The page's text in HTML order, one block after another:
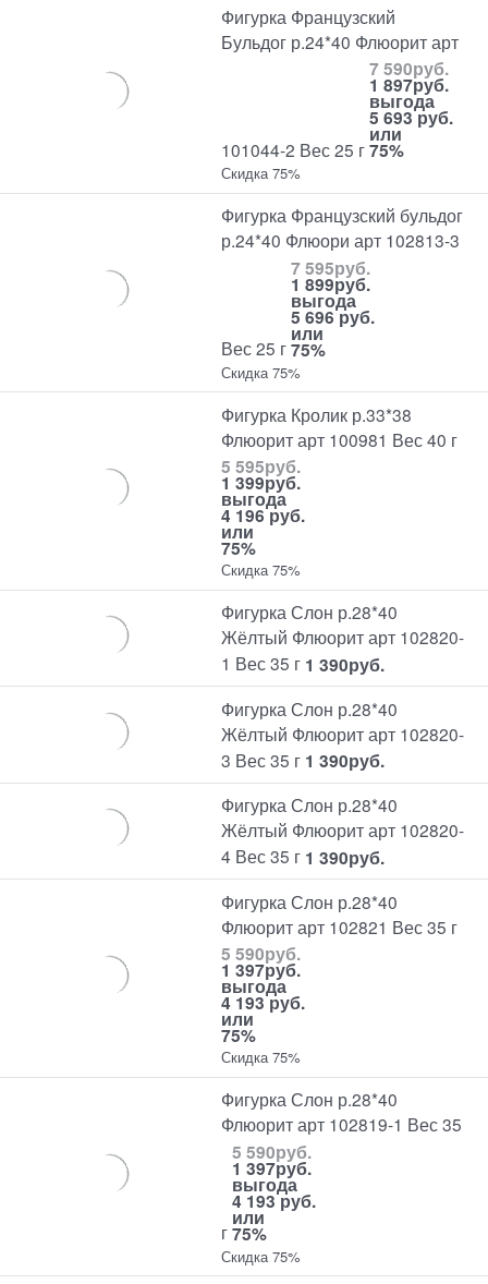
Фигурка Французский
Бульдог р.24*40 Флюорит арт
101044-2 Вес 25 г
7 590руб.
1 897руб.
выгода
5 693 руб.
или
75%
Скидка 75%
Фигурка Французский бульдог
р.24*40 Флюори арт 102813-3
Вес 25 г
7 595руб.
1 899руб.
выгода
5 696 руб.
или
75%
Скидка 75%
Фигурка Кролик р.33*38
Флюорит арт 100981 Вес 40 г
5 595руб.
1 399руб.
выгода
4 196 руб.
или
75%
Скидка 75%
Фигурка Слон р.28*40
Жёлтый Флюорит арт 102820-
1 Вес 35 г 1 390руб.
Фигурка Слон р.28*40
Жёлтый Флюорит арт 102820-
3 Вес 35 г 1 390руб.
Фигурка Слон р.28*40
Жёлтый Флюорит арт 102820-
4 Вес 35 г 1 390руб.
Фигурка Слон р.28*40
Флюорит арт 102821 Вес 35 г
5 590руб.
1 397руб.
выгода
4 193 руб.
или
75%
Скидка 75%
Фигурка Слон р.28*40
Флюорит арт 102819-1 Вес 35
г
5 590руб.
1 397руб.
выгода
4 193 руб.
или
75%
Скидка 75%